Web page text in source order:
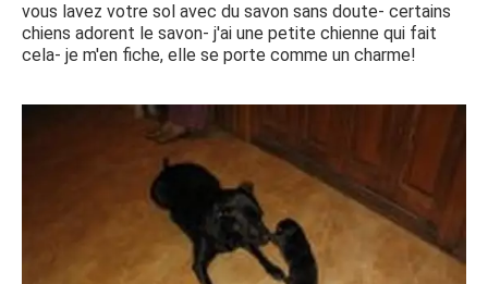
vous lavez votre sol avec du savon sans doute- certains
chiens adorent le savon- j'ai une petite chienne qui fait
cela- je m'en fiche, elle se porte comme un charme!